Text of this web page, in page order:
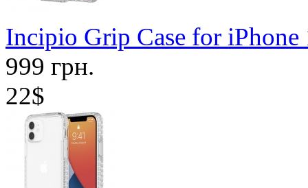
Incipio Grip Case for
999 грн.
22$